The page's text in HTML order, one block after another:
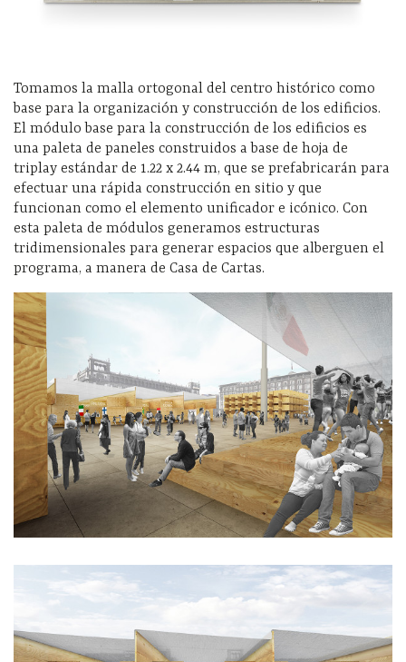
Tomamos la malla ortogonal del centro histórico como
base para la organización y construcción de los edificios.
El módulo base para la construcción de los edificios es
una paleta de paneles construidos a base de hoja de
triplay estándar de 1.22 x 2.44 m, que se prefabricarán para
efectuar una rápida construcción en sitio y que
funcionan como el elemento unificador e icónico. Con
esta paleta de módulos generamos estructuras
tridimensionales para generar espacios que alberguen el
programa, a manera de Casa de Cartas.